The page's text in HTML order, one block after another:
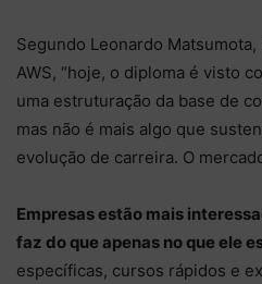
Segundo Leonardo
AWS, “hoje, o diploma é visto
uma estruturação da base de
mas não é mais algo que
evolução de carreira. O
Empresas estão mais
faz do que apenas no que ele
específicas, cursos rápidos e